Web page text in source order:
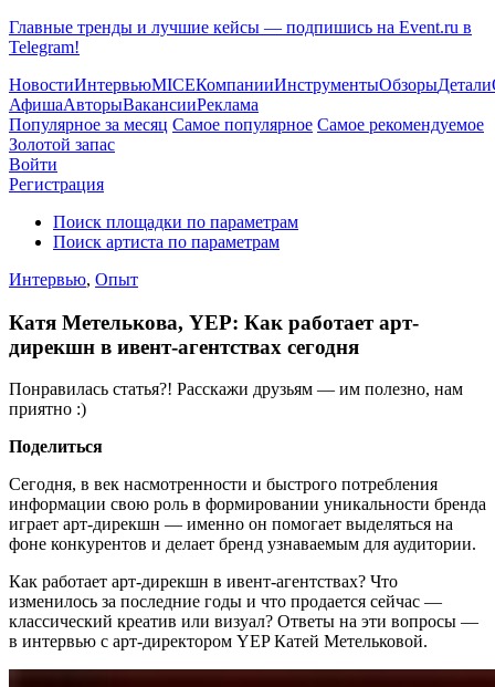
Главные тренды и лучшие кейсы — подпишись на Event.ru в
Telegram!
НовостиИнтервьюMICEКомпанииИнструментыОбзорыДетали
АфишаАвторыВакансииРеклама
Популярное за месяц Самое популярное Самое рекомендуемое
Золотой запас
Войти
Регистрация
Поиск площадки по параметрам
Поиск артиста по параметрам
Интервью, Опыт
Катя Метелькова, YEP: Как работает арт-
дирекшн в ивент-агентствах сегодня
Понравилась статья?! Расскажи друзьям — им полезно, нам
приятно :)
Поделиться
Сегодня, в век насмотренности и быстрого потребления
информации свою роль в формировании уникальности бренда
играет арт-дирекшн — именно он помогает выделяться на
фоне конкурентов и делает бренд узнаваемым для аудитории.
Как работает арт-дирекшн в ивент-агентствах? Что
изменилось за последние годы и что продается сейчас —
классический креатив или визуал? Ответы на эти вопросы —
в интервью с арт-директором YEP Катей Метельковой.